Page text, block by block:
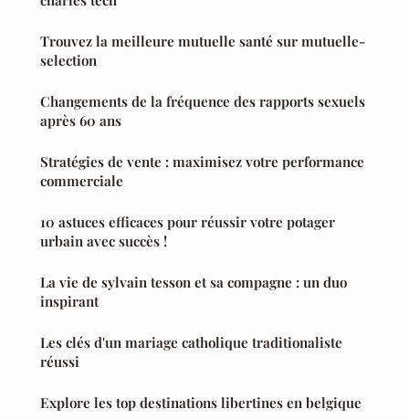
Trouvez la meilleure mutuelle santé sur mutuelle-
selection
Changements de la fréquence des rapports sexuels
après 60 ans
Stratégies de vente : maximisez votre performance
commerciale
10 astuces efficaces pour réussir votre potager
urbain avec succès !
La vie de sylvain tesson et sa compagne : un duo
inspirant
Les clés d'un mariage catholique traditionaliste
réussi
Explore les top destinations libertines en belgique